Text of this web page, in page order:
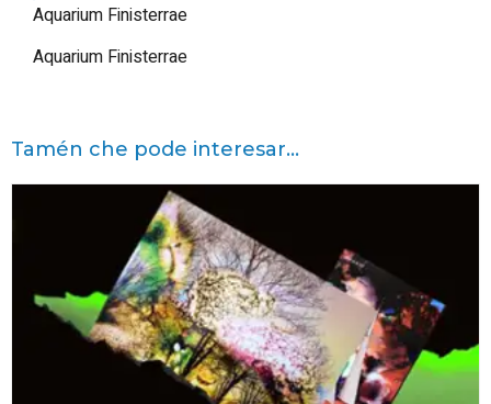
Aquarium Finisterrae
Aquarium Finisterrae
Tamén che pode interesar...